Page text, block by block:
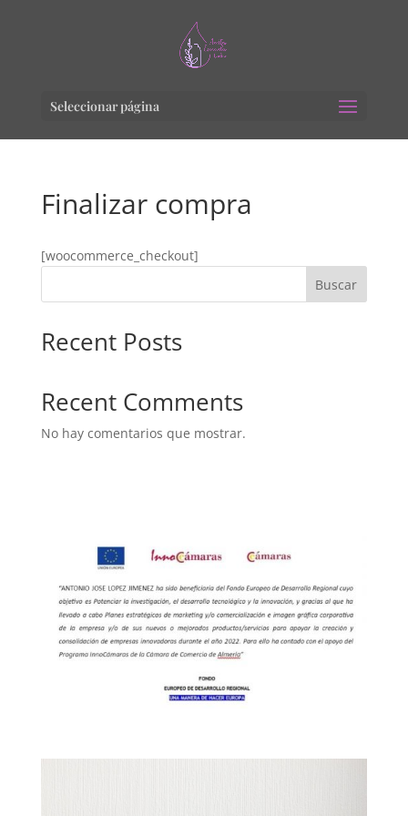
Seleccionar página
Finalizar compra
[woocommerce_checkout]
Buscar
Recent Posts
Recent Comments
No hay comentarios que mostrar.